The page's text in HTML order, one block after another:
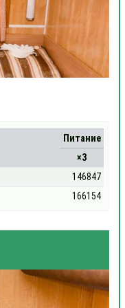
Питание
×3
146847
166154